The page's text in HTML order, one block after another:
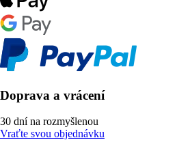
Doprava a vrácení
30 dní na rozmyšlenou
Vraťte svou objednávku